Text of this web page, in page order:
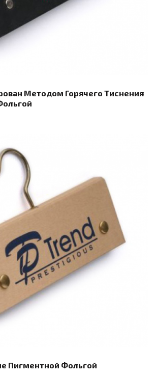
Методом Горячего Тиснения
Пигментной Фольгой